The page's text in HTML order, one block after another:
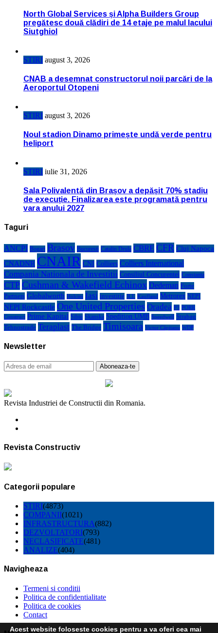
North Global Services și Alpha Builders Group
pregătesc două clădiri de 14 etaje pe malul lacului
Siutghiol
STIRI august 3, 2026
CNAB a desemnat constructorul noii parcări de la
Aeroportul Otopeni
STIRI august 3, 2026
Noul stadion Dinamo primește undă verde pentru
heliport
STIRI iulie 31, 2026
Sala Polivalentă din Brașov a depășit 70% stadiu
de execuție. Finalizarea este programată pentru
vara anului 2027
Taguri
ANCPI Bogart Brasov Bucuresti Catalin Drula CBRE CFR Cluj Napoca
CNADNR CNAIR CNI Colliers Colliers International
Compania Nationala de Investitii Consiliul Concurentei Constanta
CTP Cushman & Wakefield Echinox Dedeman Forte
Partners Globalworth Holcim Iasi investitie JLL Kaufland Metrorex NEPI
NEPI Rockcastle One United Properties Oradea P3 PORR
Construct Prime Kapital Sibiu Skanska Spedition UMB Speedwell Strabag
Tehnostrade Teraplast The Bridge Timisoara Victor Căpitanu WDP
Newsletter
Revista Industriei de Constructii din Romania.
Revista Constructiv
Categorii populare
STIRI(4873)
COMPANII(1021)
INFRASTRUCTURA(882)
DEZVOLTATORI(793)
NECLASIFICATE(481)
ANALIZE(404)
Navigheaza
Termeni si conditii
Politica de confidentialitate
Politica de cookies
Contact
Acest website foloseste cookies pentru a va oferi cea mai